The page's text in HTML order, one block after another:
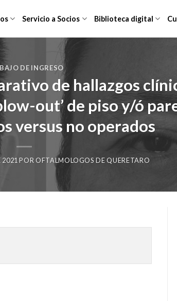
Servicio a Socios Biblioteca digital
DE INGRESO
de hallazgos
out’ de piso y/ó
versus no operados
2021 POROFTALMOLOGOS DE QUERETARO